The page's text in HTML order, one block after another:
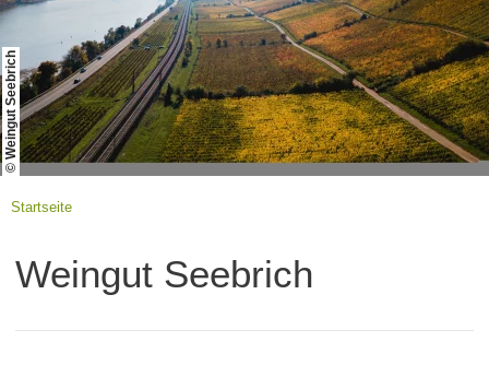
Buchen & Service
© Weingut Seebrich
Startseite
Weingut Seebrich